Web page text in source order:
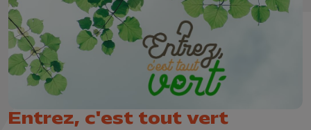
Entrez, c'est tout vert